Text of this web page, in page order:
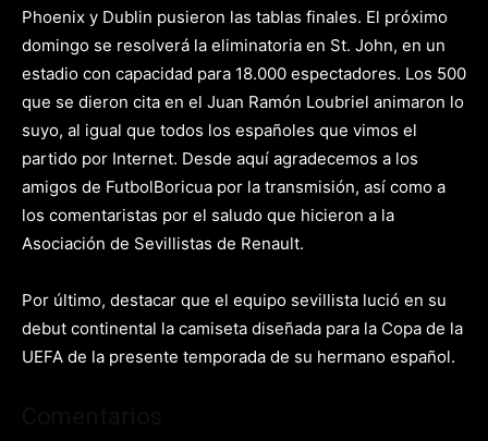
Phoenix y Dublin pusieron las tablas finales. El próximo
domingo se resolverá la eliminatoria en St. John, en un
estadio con capacidad para 18.000 espectadores. Los 500
que se dieron cita en el Juan Ramón Loubriel animaron lo
suyo, al igual que todos los españoles que vimos el
partido por Internet. Desde aquí agradecemos a los
amigos de FutbolBoricua por la transmisión, así como a
los comentaristas por el saludo que hicieron a la
Asociación de Sevillistas de Renault.
Por último, destacar que el equipo sevillista lució en su
debut continental la camiseta diseñada para la Copa de la
UEFA de la presente temporada de su hermano español.